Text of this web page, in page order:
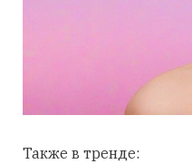
Также в тренде: